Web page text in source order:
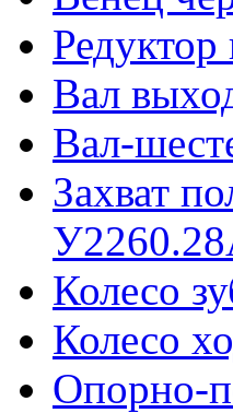
Вал
Вал-
Захват
Колесо
Колесо
Опорно-